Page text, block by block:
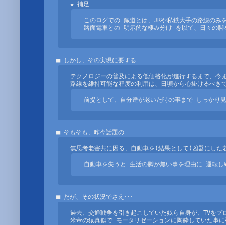
このログでの 鐡道とは、JRや私鉄大手の路線のみ
路面電車との 明示的な棲み分け を以て、日々の
テクノロジーの普及による低価格化が進行するまで、今
前提として、自分達が老いた時の事まで しっかり
自動車を失うと 生活の脚が無い事を理由に 運転し
過去、交通戦争を引き起こしていた奴ら自身が、TVを
米帝の猿真似で モータリゼーションに陶酔していた事